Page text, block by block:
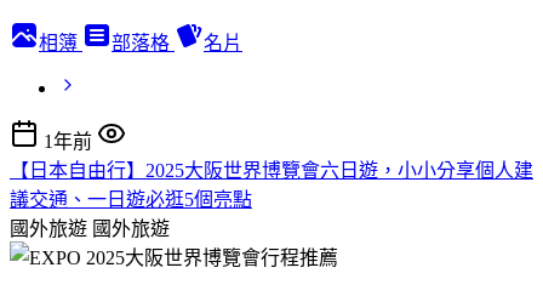
相簿 部落格 名片
1年前
【日本自由行】2025大阪世界博覽會六日遊，小小分享個人建
議交通、一日遊必逛5個亮點
國外旅遊 國外旅遊